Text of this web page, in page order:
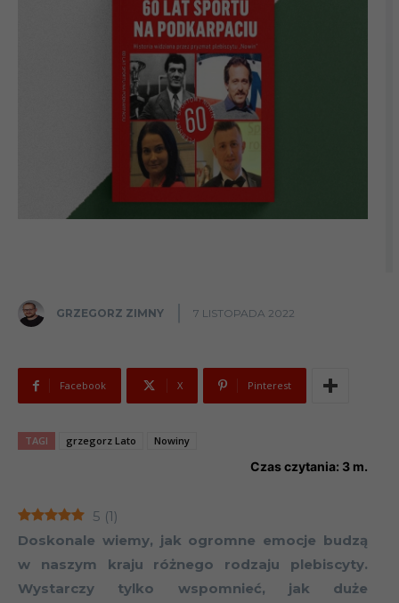
GRZEGORZ ZIMNY 7 LISTOPADA 2022
Facebook X Pinterest
TAGI grzegorz Lato Nowiny
Czas czytania: 3 m.
5 (1)
Doskonale wiemy, jak ogromne emocje budzą
w naszym kraju różnego rodzaju plebiscyty.
Wystarczy tylko wspomnieć, jak duże